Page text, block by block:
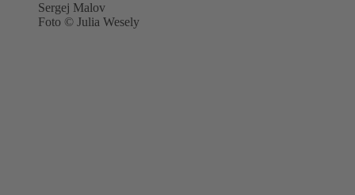
Sergej Malov
Foto © Julia Wesely